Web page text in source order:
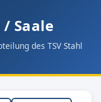
Saale
des TSV Stahl